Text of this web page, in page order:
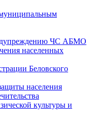
ЧС АБМО
населенных
Беловского
населения
культуры и